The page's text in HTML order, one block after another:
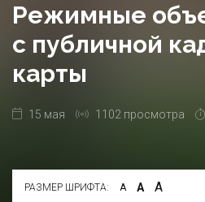
Режимные
с публичной
карты
15 мая 1102 просмотра
РАЗМЕР ШРИФТА: А А А